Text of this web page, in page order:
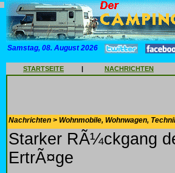
Samstag, 08. August 2026
STARTSEITE | NACHRICHTEN
Nachrichten > Wohnmobile, Wohnwagen,
Starker RÃ¼ckgang
ErtrÃ¤ge